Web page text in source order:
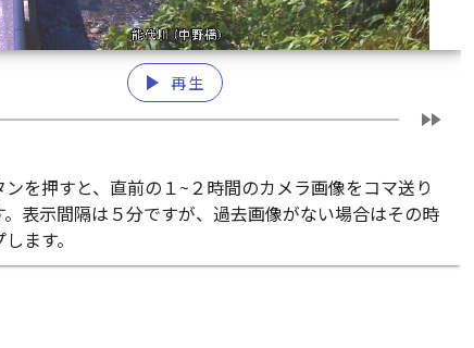
play_arrow 再生
fast_forward
を押すと、直前の１~２時間のカメラ画像をコマ送り
。表示間隔は５分ですが、過去画像がない場合はその時
ます。